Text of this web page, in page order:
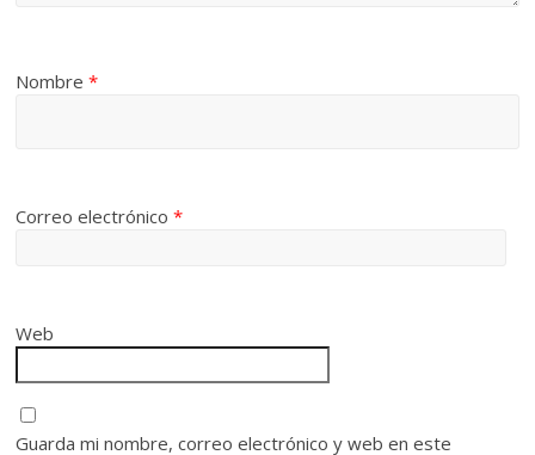
Nombre*
Correo electrónico*
Web
Guarda mi nombre, correo electrónico y web en este